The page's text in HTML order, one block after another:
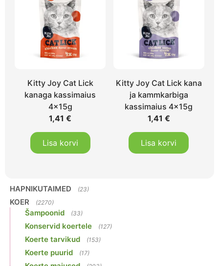
Kitty Joy Cat Lick
kanaga kassimaius
4x15g
1,41€
Lisa korvi
Kitty Joy Cat Lick kana
ja kammkarbiga
kassimaius 4x15g
1,41 €
Lisa korvi
HAPNIKUTAIMED (23)
KOER (2270)
Šampoonid (33)
Konservid koertele (127)
Koerte tarvikud (153)
Koerte puurid (17)